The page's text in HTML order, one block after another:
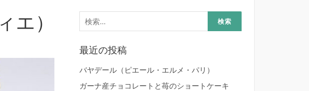
エ） 検
索:
最近の投稿
バヤデール（ピエール・エルメ・パリ）
ガーナ産チョコレートと苺のショートケーキ